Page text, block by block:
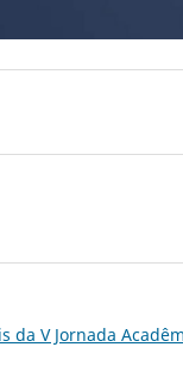
da V Jornada